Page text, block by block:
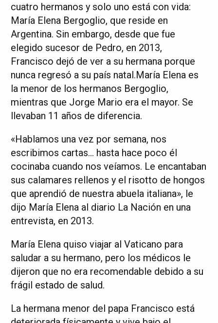
cuatro hermanos y solo uno está con vida:
María Elena Bergoglio, que reside en
Argentina. Sin embargo, desde que fue
elegido sucesor de Pedro, en 2013,
Francisco dejó de ver a su hermana porque
nunca regresó a su país natal.María Elena es
la menor de los hermanos Bergoglio,
mientras que Jorge Mario era el mayor. Se
llevaban 11 años de diferencia.
«Hablamos una vez por semana, nos
escribimos cartas… hasta hace poco él
cocinaba cuando nos veíamos. Le encantaban
sus calamares rellenos y el risotto de hongos
que aprendió de nuestra abuela italiana», le
dijo María Elena al diario La Nación en una
entrevista, en 2013.
María Elena quiso viajar al Vaticano para
saludar a su hermano, pero los médicos le
dijeron que no era recomendable debido a su
frágil estado de salud.
La hermana menor del papa Francisco está